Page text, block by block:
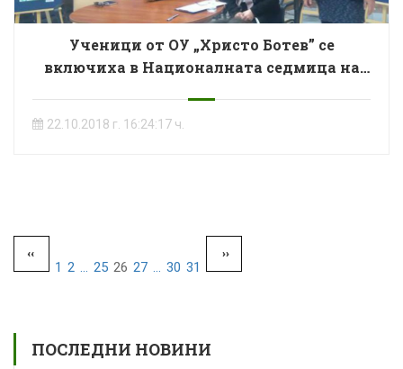
Ученици от ОУ „Христо Ботев” се
включиха в Националната седмица на
22.10.2018 г. 16:24:17 ч.
‹‹
1 2 ... 25 26 27 ... 30 31
››
ПОСЛЕДНИ НОВИНИ